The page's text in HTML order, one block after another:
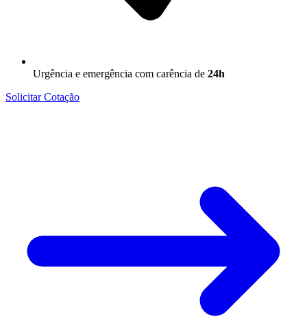
Urgência e emergência com carência de 24h
Solicitar Cotação